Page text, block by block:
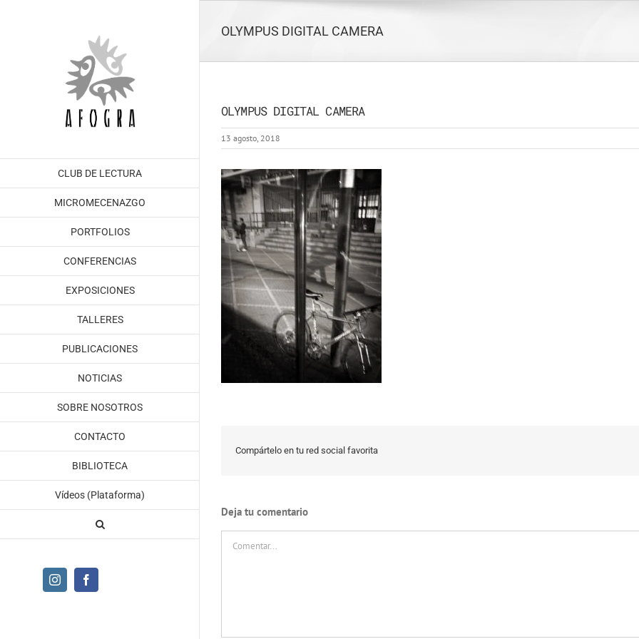
CLUB DE LECTURA
MICROMECENAZGO
PORTFOLIOS
CONFERENCIAS
EXPOSICIONES
TALLERES
PUBLICACIONES
NOTICIAS
SOBRE NOSOTROS
CONTACTO
BIBLIOTECA
Vídeos (Plataforma)
Instagram
OLYMPUS DIGITAL CAMERA
OLYMPUS DIGITAL CAMERA
13 agosto, 2018
Compártelo en tu red social favorita
Deja tu comentario